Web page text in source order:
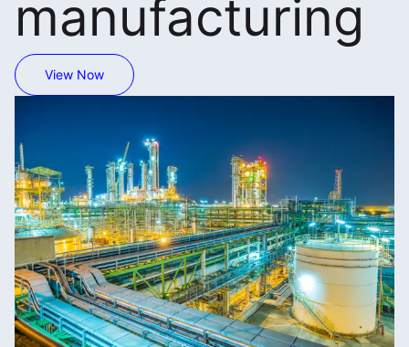
manufacturing
View Now